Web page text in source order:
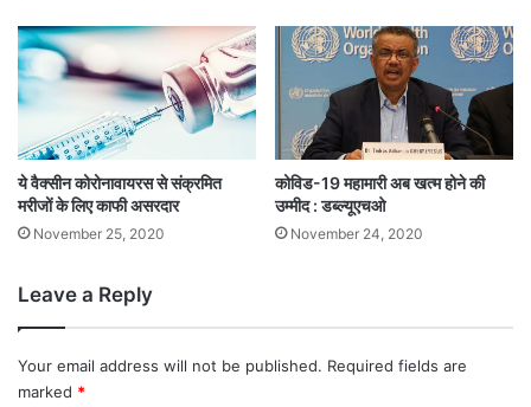
ये वैक्सीन कोरोनावायरस से संक्रमित
मरीजों के लिए काफी असरदार
November 25, 2020
कोविड-19 महामारी अब खत्म होने की
उम्मीद : डब्ल्यूएचओ
November 24, 2020
Leave a Reply
Your email address will not be published. Required fields are
marked *